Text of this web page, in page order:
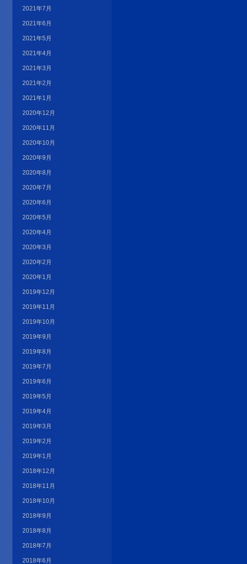
2021年7月
2021年6月
2021年5月
2021年4月
2021年3月
2021年2月
2021年1月
2020年12月
2020年11月
2020年10月
2020年9月
2020年8月
2020年7月
2020年6月
2020年5月
2020年4月
2020年3月
2020年2月
2020年1月
2019年12月
2019年11月
2019年10月
2019年9月
2019年8月
2019年7月
2019年6月
2019年5月
2019年4月
2019年3月
2019年2月
2019年1月
2018年12月
2018年11月
2018年10月
2018年9月
2018年8月
2018年7月
2018年6月